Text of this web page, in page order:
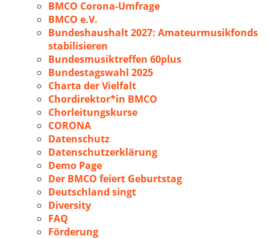
BMCO Corona-Umfrage
BMCO e.V.
Bundeshaushalt 2027: Amateurmusikfonds
stabilisieren
Bundesmusiktreffen 60plus
Bundestagswahl 2025
Charta der Vielfalt
Chordirektor*in BMCO
Chorleitungskurse
CORONA
Datenschutz
Datenschutzerklärung
Demo Page
Der BMCO feiert Geburtstag
Deutschland singt
Diversity
FAQ
Förderung